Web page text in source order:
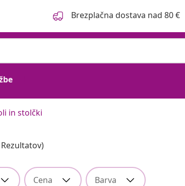
Brezplačna dostava nad 80 €
in stolčki
Cena Barva